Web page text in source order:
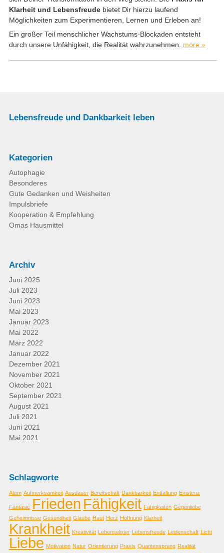
Klarheit und Lebensfreudebietet Dir hierzu laufend
Möglichkeiten zum Experimentieren, Lernen und Erleben an!
Ein großer Teil menschlicher Wachstums-Blockaden entsteht
durch unsere Unfähigkeit, die Realität wahrzunehmen. more »
Lebensfreude und Dankbarkeit leben
Kategorien
Autophagie
Besonderes
Gute Gedanken und Weisheiten
Impulsbriefe
Kooperation & Empfehlung
Omas Hausmittel
Archiv
Juni 2025
Juli 2023
Juni 2023
Mai 2023
Januar 2023
Mai 2022
März 2022
Januar 2022
Dezember 2021
November 2021
Oktober 2021
September 2021
August 2021
Juli 2021
Juni 2021
Mai 2021
Schlagworte
Atem Aufmerksamkeit Ausdauer Bereitschaft Dankbarkeit Entfaltung Existenz
Fantasie Frieden Fähigkeit Fähigkeiten Gegenliebe
Geheimnisse Gesundheit Glaube Haut Herz Hoffnung Klarheit
Krankheit Kreativität Lebenselixier Lebensfreude Leidenschaft Licht
Liebe Motivation Natur Orientierung Praxis Quantensprung Realität